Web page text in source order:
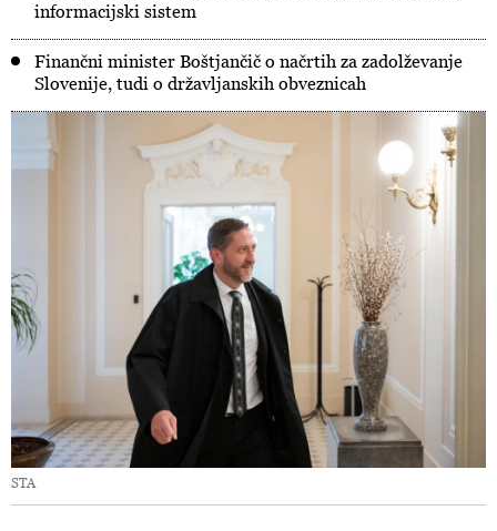
informacijski sistem
Finančni minister Boštjančič o načrtih za zadolževanje
Slovenije, tudi o državljanskih obveznicah
STA